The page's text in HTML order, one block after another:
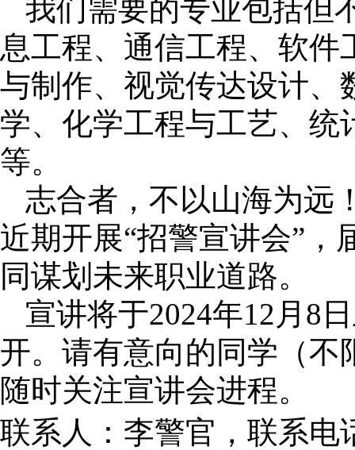
我们需要的专业包括但
息工程、通信工程、软
与制作、视觉传达设计、
学、化学工程与工艺、统
等。
志合者，不以山海为远
近期开展“招警宣讲会”，
同谋划未来职业道路。
宣讲将于2024年12月8
开。请有意向的同学（不
随时关注宣讲会进程。
联系人：李警官，联系电